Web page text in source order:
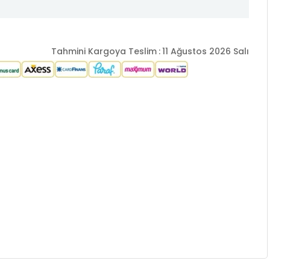
Tahmini Kargoya Teslim :11 Ağustos 2026 Salı